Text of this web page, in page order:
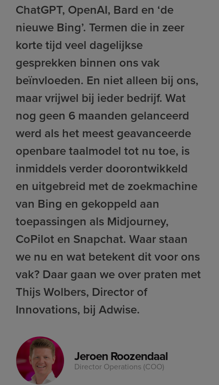
ChatGPT, OpenAI, Bard en ‘de
nieuwe Bing’. Termen die in zeer
korte tijd veel dagelijkse
gesprekken binnen ons vak
beïnvloeden. En niet alleen bij ons,
maar vrijwel bij ieder bedrijf. Wat
nog geen 6 maanden gelanceerd
werd als het meest geavanceerde
openbare taalmodel tot nu toe, is
inmiddels verder doorontwikkeld
en uitgebreid met de zoekmachine
van Bing en gekoppeld aan
toepassingen als Midjourney,
CoPilot en Snapchat. Waar staan
we nu en wat betekent dit voor ons
vak? Daar gaan we over praten met
Thijs Wolbers, Director of
Innovations, bij Adwise.
Jeroen Roozendaal
Director Operations (COO)